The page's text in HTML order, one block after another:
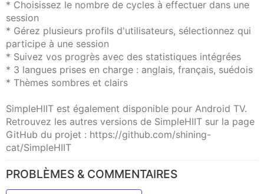
* Choisissez le nombre de cycles à effectuer dans une
session
* Gérez plusieurs profils d'utilisateurs, sélectionnez qui
participe à une session
* Suivez vos progrès avec des statistiques intégrées
* 3 langues prises en charge : anglais, français, suédois
* Thèmes sombres et clairs
SimpleHIIT est également disponible pour Android TV.
Retrouvez les autres versions de SimpleHIIT sur la page
GitHub du projet : https://github.com/shining-
cat/SimpleHIIT
PROBLÈMES & COMMENTAIRES